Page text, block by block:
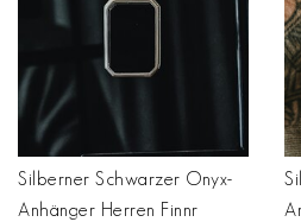
Silberner Schwarzer Onyx-
Anhänger Herren Finnr